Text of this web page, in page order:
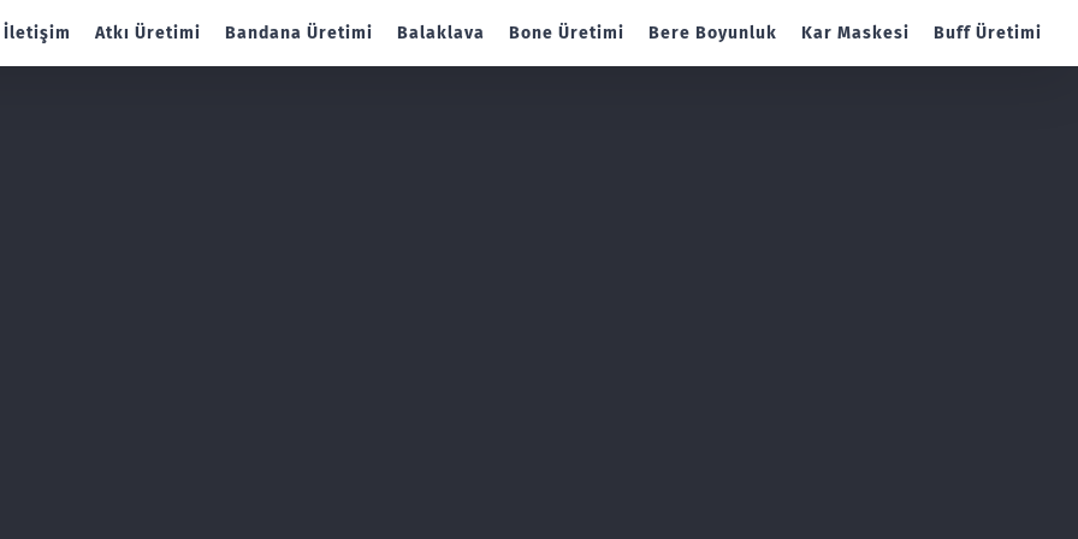
İletişim Atkı Üretimi Bandana Üretimi Balaklava Bone Üretimi Bere Boyunluk Kar Maskesi Buff Üretimi